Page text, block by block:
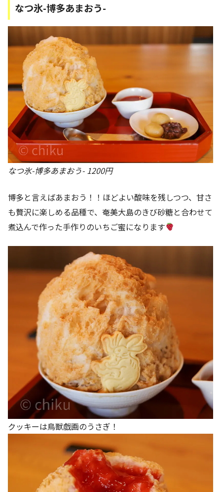
なつ氷-博多あまおう-
なつ氷-博多あまおう- 1200円
博多と言えばあまおう！！ほどよい酸味を残しつつ、甘さ
も贅沢に楽しめる品種で、奄美大島のきび砂糖と合わせて
煮込んで作った手作りのいちご蜜になります
クッキーは鳥獣戯画のうさぎ！